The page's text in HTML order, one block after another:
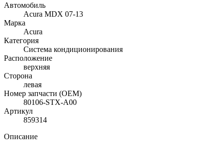
Автомобиль
Acura MDX 07-13
Марка
Acura
Категория
Система кондиционирования
Расположение
верхняя
Сторона
левая
Номер запчасти (OEM)
80106-STX-A00
Артикул
859314
Описание